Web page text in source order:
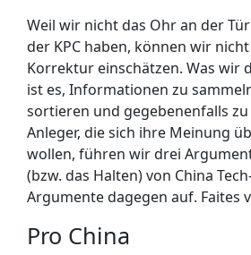
Weil wir nicht das Ohr an der
der KPC haben, können wir
Korrektur einschätzen. Was wir
ist es, Informationen zu
sortieren und gegebenenfalls
Anleger, die sich ihre Meinung
wollen, führen wir drei
(bzw. das Halten) von China
Argumente dagegen auf. Faites
Pro China